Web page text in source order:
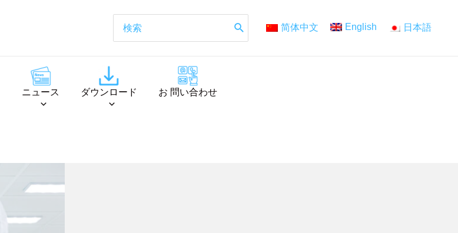
简体中文 English 日本語
ニュース ダウンロード お 問い合わせ